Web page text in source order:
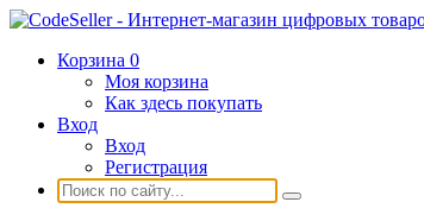
Корзина 0
Моя корзина
Как здесь покупать
Вход
Вход
Регистрация